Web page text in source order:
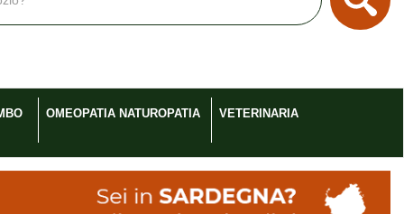
OMEOPATIA NATUROPATIA VETERINARIA